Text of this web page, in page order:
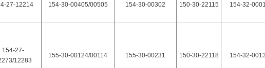
27-12214 154-30-00405/00505 154-30-00302 150-30-22115 154-32-
154-27-
12283
155-30-00124/00114 155-30-00231 150-30-22118 154-32-